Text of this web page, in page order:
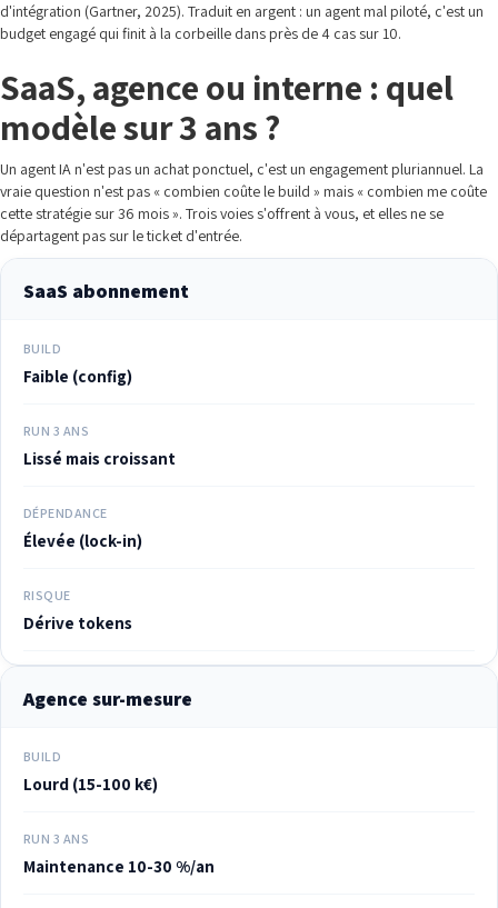
d'intégration (Gartner, 2025). Traduit en argent : un agent mal piloté, c'est un
budget engagé qui finit à la corbeille dans près de 4 cas sur 10.
SaaS, agence ou interne : quel
modèle sur 3 ans ?
Un agent IA n'est pas un achat ponctuel, c'est un engagement pluriannuel. La
vraie question n'est pas « combien coûte le build » mais « combien me coûte
cette stratégie sur 36 mois ». Trois voies s'offrent à vous, et elles ne se
départagent pas sur le ticket d'entrée.
SaaS abonnement
BUILD
Faible (config)
RUN 3 ANS
Lissé mais croissant
DÉPENDANCE
Élevée (lock-in)
RISQUE
Dérive tokens
Agence sur-mesure
BUILD
Lourd (15-100 k€)
RUN 3 ANS
Maintenance 10-30 %/an